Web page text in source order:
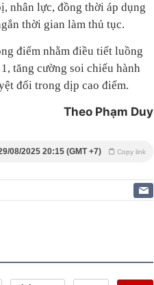
nhân lực, đồng thời áp dụng
thời gian làm thủ tục.
điểm nhằm điều tiết luồng
tăng cường soi chiếu hành
đối trong dịp cao điểm.
Theo Phạm Duy
Copy link
08/2025 20:15 (GMT +7)